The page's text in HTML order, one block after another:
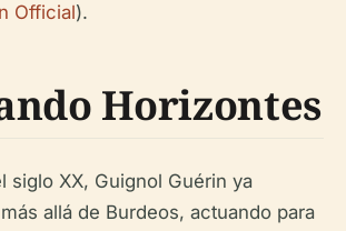
Official).
Horizontes
siglo XX, Guignol Guérin ya
allá de Burdeos, actuando para